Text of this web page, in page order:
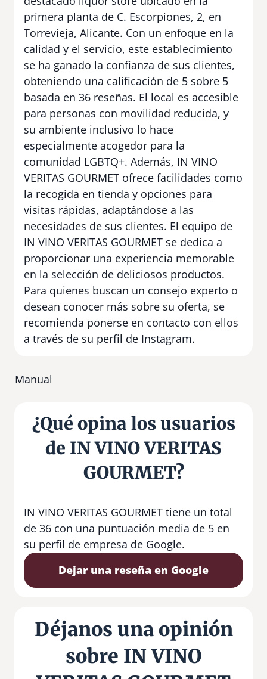
primera planta de C. Escorpiones, 2, en
Torrevieja, Alicante. Con un enfoque en la
calidad y el servicio, este establecimiento
se ha ganado la confianza de sus clientes,
obteniendo una calificación de 5 sobre 5
basada en 36 reseñas. El local es accesible
para personas con movilidad reducida, y
su ambiente inclusivo lo hace
especialmente acogedor para la
comunidad LGBTQ+. Además, IN VINO
VERITAS GOURMET ofrece facilidades como
la recogida en tienda y opciones para
visitas rápidas, adaptándose a las
necesidades de sus clientes. El equipo de
IN VINO VERITAS GOURMET se dedica a
proporcionar una experiencia memorable
en la selección de deliciosos productos.
Para quienes buscan un consejo experto o
desean conocer más sobre su oferta, se
recomienda ponerse en contacto con ellos
a través de su perfil de Instagram.
Manual
¿Qué opina los usuarios
de IN VINO VERITAS
GOURMET?
IN VINO VERITAS GOURMET tiene un total
de 36 con una puntuación media de 5 en
su perfil de empresa de Google.
Dejar una reseña en Google
Déjanos una opinión
sobre IN VINO